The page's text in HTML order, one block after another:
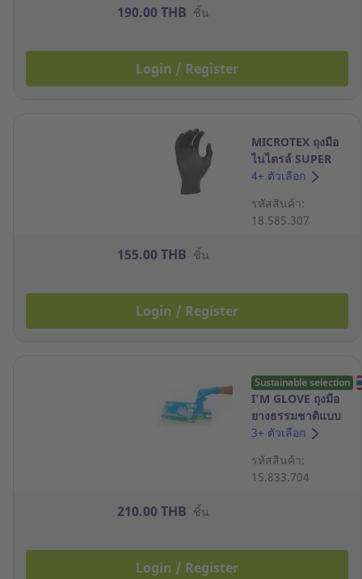
190.00 THB ชิ้น
Login / Register
MICROTEX ถุงมือ
ไนไตรล์ SUPER
BLACK LITE ขนาด
ชิ้น
4+ ตัวเลือก
รหัสสินค้า:
18.585.307
155.00 THB ชิ้น
Login / Register
Sustainable selection
I'M GLOVE ถุงมือ
ยางธรรมชาติแบบ
ไม่มีแป้ง 5.5 กรัม L
ชิ้น
3+ ตัวเลือก
รหัสสินค้า:
15.833.704
210.00 THB ชิ้น
Login / Register